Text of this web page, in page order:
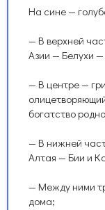
На сине —
— В верхней
Азии — Белухи
— В центре —
богатство
— В нижней
Алтая — Бии и
— Между ними
дома;